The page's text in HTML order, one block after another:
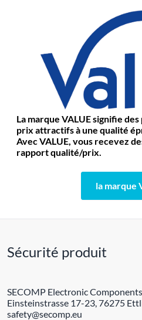
La marque VALUE signifie
prix attractifs à une qualité
Avec VALUE, vous recevez
rapport qualité/prix.
la marque
Sécurité produit
SECOMP Electronic
Einsteinstrasse 17-23, 76275
safety@secomp.eu